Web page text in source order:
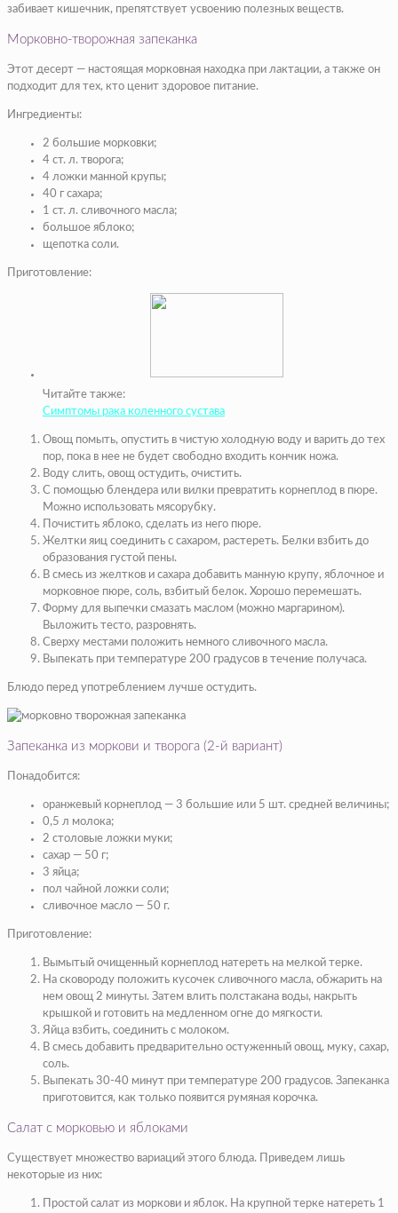
забивает кишечник, препятствует усвоению полезных веществ.
Морковно-творожная запеканка
Этот десерт — настоящая морковная находка при лактации, а также он
подходит для тех, кто ценит здоровое питание.
Ингредиенты:
2 большие морковки;
4 ст. л. творога;
4 ложки манной крупы;
40 г сахара;
1 ст. л. сливочного масла;
большое яблоко;
щепотка соли.
Приготовление:
Читайте также:
Симптомы рака коленного сустава
Овощ помыть, опустить в чистую холодную воду и варить до тех
пор, пока в нее не будет свободно входить кончик ножа.
Воду слить, овощ остудить, очистить.
С помощью блендера или вилки превратить корнеплод в пюре.
Можно использовать мясорубку.
Почистить яблоко, сделать из него пюре.
Желтки яиц соединить с сахаром, растереть. Белки взбить до
образования густой пены.
В смесь из желтков и сахара добавить манную крупу, яблочное и
морковное пюре, соль, взбитый белок. Хорошо перемешать.
Форму для выпечки смазать маслом (можно маргарином).
Выложить тесто, разровнять.
Сверху местами положить немного сливочного масла.
Выпекать при температуре 200 градусов в течение получаса.
Блюдо перед употреблением лучше остудить.
Запеканка из моркови и творога (2-й вариант)
Понадобится:
оранжевый корнеплод — 3 большие или 5 шт. средней величины;
0,5 л молока;
2 столовые ложки муки;
сахар — 50 г;
3 яйца;
пол чайной ложки соли;
сливочное масло — 50 г.
Приготовление:
Вымытый очищенный корнеплод натереть на мелкой терке.
На сковороду положить кусочек сливочного масла, обжарить на
нем овощ 2 минуты. Затем влить полстакана воды, накрыть
крышкой и готовить на медленном огне до мягкости.
Яйца взбить, соединить с молоком.
В смесь добавить предварительно остуженный овощ, муку, сахар,
соль.
Выпекать 30-40 минут при температуре 200 градусов. Запеканка
приготовится, как только появится румяная корочка.
Салат с морковью и яблоками
Существует множество вариаций этого блюда. Приведем лишь
некоторые из них:
Простой салат из моркови и яблок. На крупной терке натереть 1